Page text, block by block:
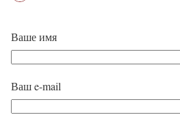
Ваше имя
Ваш e-mail